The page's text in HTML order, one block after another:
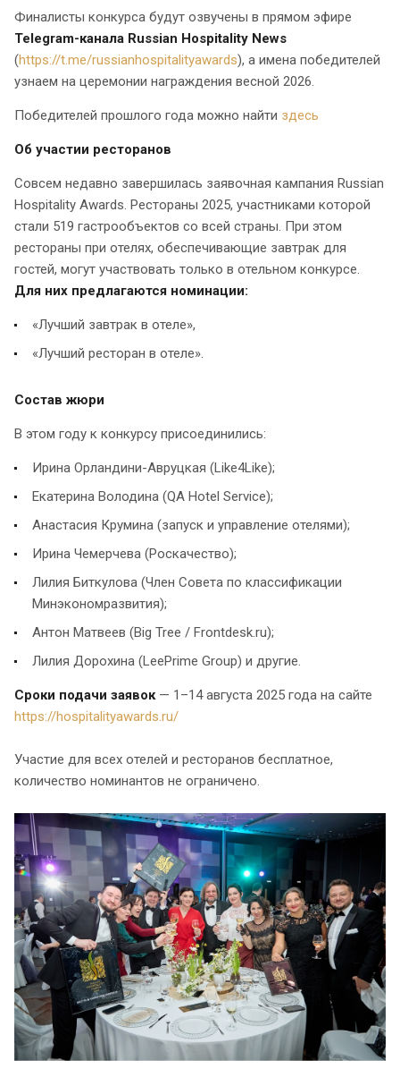
Финалисты конкурса будут озвучены в прямом эфире
Telegram-канала Russian Hospitality News
(https://t.me/russianhospitalityawards), а имена победителей
узнаем на церемонии награждения весной 2026.
Победителей прошлого года можно найти здесь
Об участии ресторанов
Совсем недавно завершилась заявочная кампания Russian
Hospitality Awards. Рестораны 2025, участниками которой
стали 519 гастрообъектов со всей страны. При этом
рестораны при отелях, обеспечивающие завтрак для
гостей, могут участвовать только в отельном конкурсе.
Для них предлагаются номинации:
«Лучший завтрак в отеле»,
«Лучший ресторан в отеле».
Состав жюри
В этом году к конкурсу присоединились:
Ирина Орландини-Авруцкая (Like4Like);
Екатерина Володина (QA Hotel Service);
Анастасия Крумина (запуск и управление отелями);
Ирина Чемерчева (Роскачество);
Лилия Биткулова (Член Совета по классификации
Минэкономразвития);
Антон Матвеев (Big Tree / Frontdesk.ru);
Лилия Дорохина (LeePrime Group) и другие.
Сроки подачи заявок — 1–14 августа 2025 года на сайте
https://hospitalityawards.ru/
Участие для всех отелей и ресторанов бесплатное,
количество номинантов не ограничено.